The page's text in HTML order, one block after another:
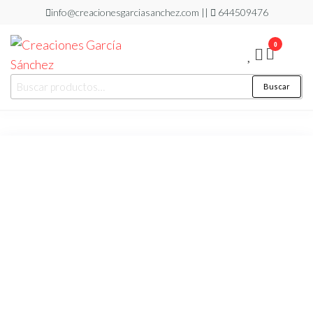
contenido
info@creacionesgarciasanchez.com || 644509476
Creaciones
García
regalos
personalizados
por:
Buscar
0